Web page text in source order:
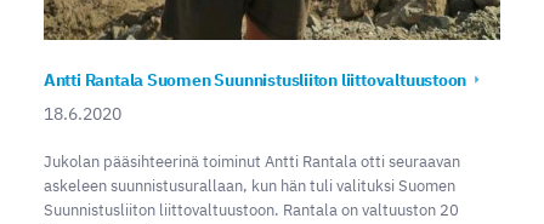
Antti Rantala Suomen Suunnistusliiton liittovaltuustoon
18.6.2020
Jukolan pääsihteerinä toiminut Antti Rantala otti seuraavan
askeleen suunnistusurallaan, kun hän tuli valituksi Suomen
Suunnistusliiton liittovaltuustoon. Rantala on valtuuston 20